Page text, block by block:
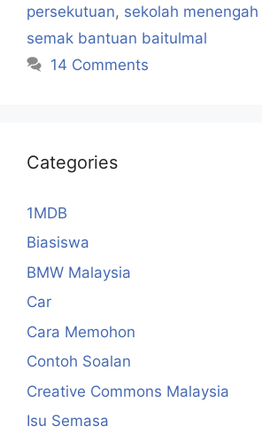
persekutuan, sekolah
semak bantuan baitulmal
14 Comments
Categories
1MDB
Biasiswa
BMW Malaysia
Car
Cara Memohon
Contoh Soalan
Creative Commons Malaysia
Isu Semasa